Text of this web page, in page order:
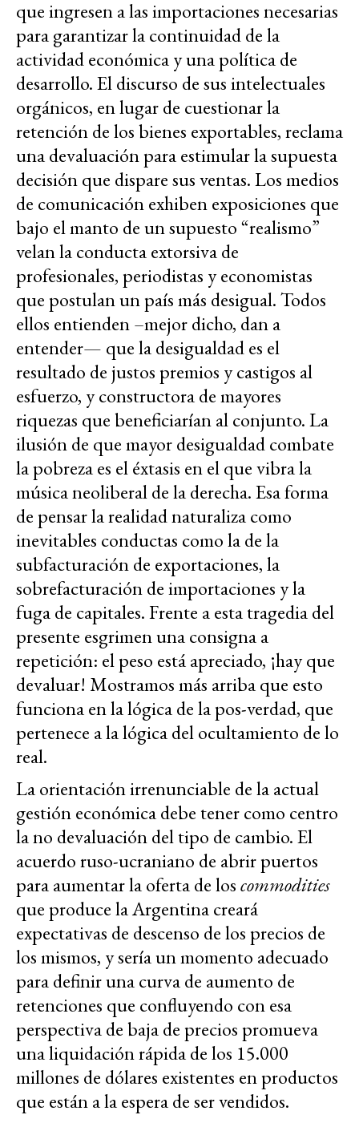
que ingresen a las importaciones necesarias
para garantizar la continuidad de la
actividad económica y una política de
desarrollo. El discurso de sus intelectuales
orgánicos, en lugar de cuestionar la
retención de los bienes exportables, reclama
una devaluación para estimular la supuesta
decisión que dispare sus ventas. Los medios
de comunicación exhiben exposiciones que
bajo el manto de un supuesto “realismo”
velan la conducta extorsiva de
profesionales, periodistas y economistas
que postulan un país más desigual. Todos
ellos entienden –mejor dicho, dan a
entender— que la desigualdad es el
resultado de justos premios y castigos al
esfuerzo, y constructora de mayores
riquezas que beneficiarían al conjunto. La
ilusión de que mayor desigualdad combate
la pobreza es el éxtasis en el que vibra la
música neoliberal de la derecha. Esa forma
de pensar la realidad naturaliza como
inevitables conductas como la de la
subfacturación de exportaciones, la
sobrefacturación de importaciones y la
fuga de capitales. Frente a esta tragedia del
presente esgrimen una consigna a
repetición: el peso está apreciado, ¡hay que
devaluar! Mostramos más arriba que esto
funciona en la lógica de la pos-verdad, que
pertenece a la lógica del ocultamiento de lo
real.
La orientación irrenunciable de la actual
gestión económica debe tener como centro
la no devaluación del tipo de cambio. El
acuerdo ruso-ucraniano de abrir puertos
para aumentar la oferta de loscommodities
que produce la Argentina creará
expectativas de descenso de los precios de
los mismos, y sería un momento adecuado
para definir una curva de aumento de
retenciones que confluyendo con esa
perspectiva de baja de precios promueva
una liquidación rápida de los 15.000
millones de dólares existentes en productos
que están a la espera de ser vendidos.